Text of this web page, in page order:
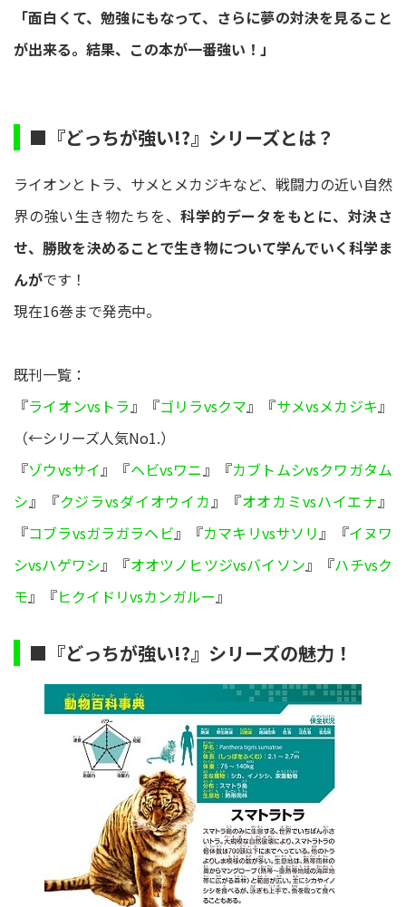
「面白くて、勉強にもなって、さらに夢の対決を見ること
が出来る。結果、この本が一番強い！」
■『どっちが強い!?』シリーズとは？
ライオンとトラ、サメとメカジキなど、戦闘力の近い自然
界の強い生き物たちを、科学的データをもとに、対決さ
せ、勝敗を決めることで生き物について学んでいく科学ま
んがです！
現在16巻まで発売中。
既刊一覧：
『ライオンvsトラ』『ゴリラvsクマ』『サメvsメカジキ』
（←シリーズ人気No1.）
『ゾウvsサイ』『ヘビvsワニ』『カブトムシvsクワガタム
シ』『クジラvsダイオウイカ』『オオカミvsハイエナ』
『コブラvsガラガラヘビ』『カマキリvsサソリ』『イヌワ
シvsハゲワシ』『オオツノヒツジvsバイソン』『ハチvsク
モ』『ヒクイドリvsカンガルー』
■『どっちが強い!?』シリーズの魅力！